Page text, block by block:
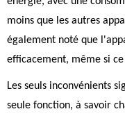
moins que les autres
également noté que
efficacement, même si
Les seuls inconvénients
seule fonction, à savoir